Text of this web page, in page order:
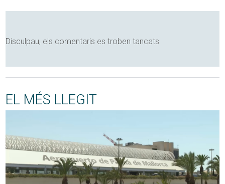
Disculpau, els comentaris es troben tancats
EL MÉS LLEGIT